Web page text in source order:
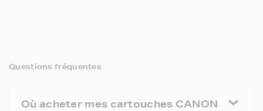
Questions fréquentes
Où acheter mes cartouches CANON